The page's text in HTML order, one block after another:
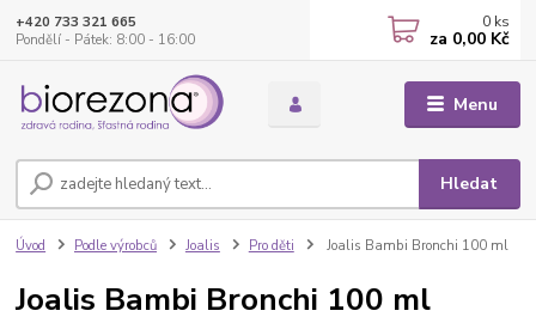
Menu
Hledat
+420 733 321 665
Pondělí - Pátek: 8:00 - 16:00
0 ks
za 0,00 Kč
Úvod Podle výrobců Joalis Pro děti Joalis Bambi Bronchi 100 ml
Joalis Bambi Bronchi 100 ml